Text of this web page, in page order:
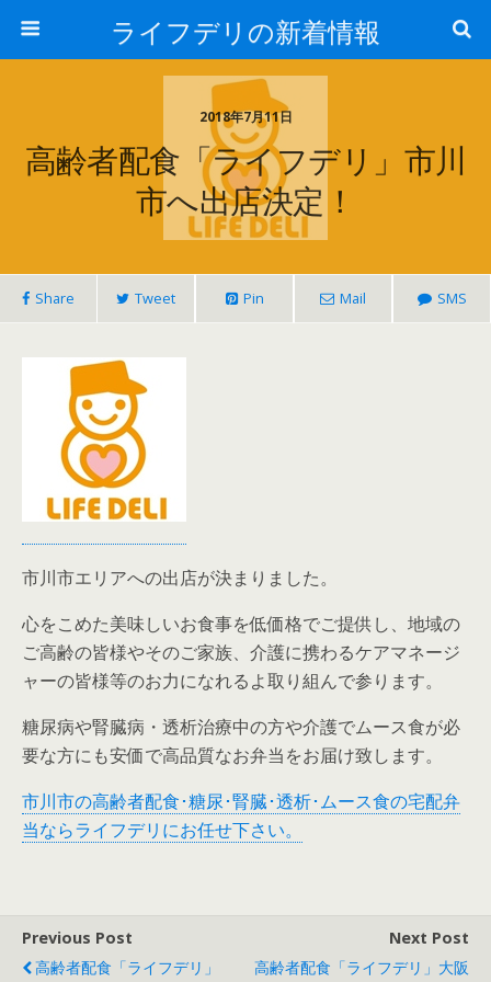
ライフデリの新着情報
2018年7月11日
高齢者配食「ライフデリ」市川
市へ出店決定！
Share Tweet Pin Mail SMS
市川市エリアへの出店が決まりました。
心をこめた美味しいお食事を低価格でご提供し、地域の
ご高齢の皆様やそのご家族、介護に携わるケアマネージ
ャーの皆様等のお力になれるよ取り組んで参ります。
糖尿病や腎臓病・透析治療中の方や介護でムース食が必
要な方にも安価で高品質なお弁当をお届け致します。
市川市の高齢者配食･糖尿･腎臓･透析･ムース食の宅配弁
当ならライフデリにお任せ下さい。
Previous Post
高齢者配食「ライフデリ」
Next Post
高齢者配食「ライフデリ」大阪